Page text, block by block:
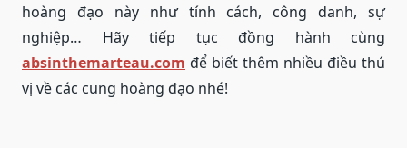
hoàng đạo này như tính cách, công danh, sự
nghiệp… Hãy tiếp tục đồng hành cùng
absinthemarteau.com để biết thêm nhiều điều thú
vị về các cung hoàng đạo nhé!